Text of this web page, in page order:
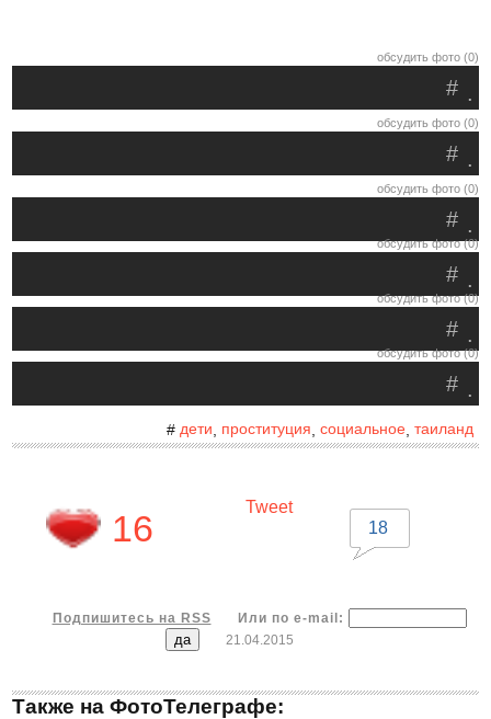
обсудить фото (0)
.
#
обсудить фото (0)
.
#
обсудить фото (0)
.
#
обсудить фото (0)
.
#
обсудить фото (0)
.
#
обсудить фото (0)
.
#
# дети проституция социальное, таиланд
16
Tweet
18
Подпишитесь на RSS
Или по e-mail:
21.04.2015
Также на ФотоТелеграфе: